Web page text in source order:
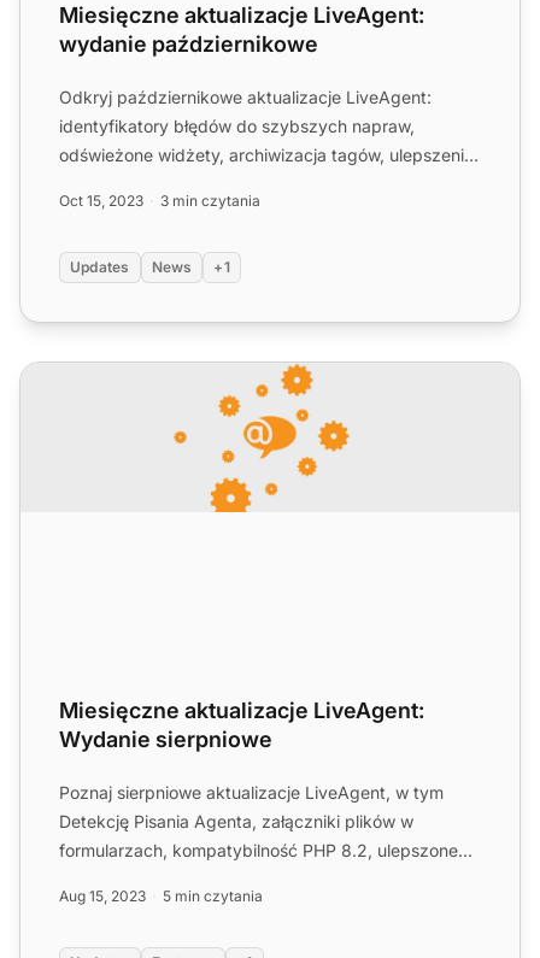
Miesięczne aktualizacje LiveAgent:
wydanie październikowe
Odkryj październikowe aktualizacje LiveAgent:
identyfikatory błędów do szybszych napraw,
odświeżone widżety, archiwizacja tagów, ulepszenia
Oct 15, 2023 3 min czytania
Updates News +1
Miesięczne aktualizacje LiveAgent: Wydanie sierpniowe
Miesięczne aktualizacje LiveAgent:
Wydanie sierpniowe
Poznaj sierpniowe aktualizacje LiveAgent, w tym
Detekcję Pisania Agenta, załączniki plików w
formularzach, kompatybilność PHP 8.2, ulepszone
Aug 15, 2023 5 min czytania